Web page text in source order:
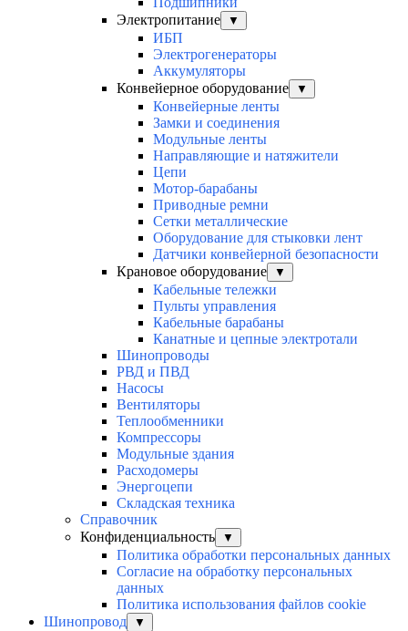
Электропитание
▼
ИБП
Электрогенераторы
Аккумуляторы
Конвейерное оборудование
▼
Конвейерные ленты
Замки и соединения
Модульные ленты
Направляющие и натяжители
Цепи
Мотор-барабаны
Приводные ремни
Сетки металлические
Оборудование для стыковки лент
Датчики конвейерной безопасности
Крановое оборудование
▼
Кабельные тележки
Пульты управления
Кабельные барабаны
Канатные и цепные электротали
Шинопроводы
РВД и ПВД
Насосы
Вентиляторы
Теплообменники
Компрессоры
Модульные здания
Расходомеры
Энергоцепи
Складская техника
Справочник
Конфиденциальность
▼
Политика обработки персональных данных
Согласие на обработку персональных
данных
Политика использования файлов cookie
Шинопровод
▼